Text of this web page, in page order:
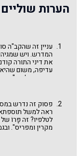
הערות שוליים
עניין זה שהקב"ה
המדרש. ויש
את דיני התורה
עדיפה, משום
אותה מאליהם"
פסוק זה נדרש
ראה למשל תוספתא
לטלפיו? זה פָּרוֹ
מקרין ומפריס".
אדם הראשון קרן